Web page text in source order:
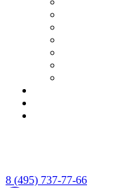
8 (495) 737-77-66